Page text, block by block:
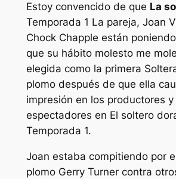
Estoy convencido de que La
Temporada 1 La pareja, Joan
Chock Chapple están
que su hábito molesto me
elegida como la primera
plomo después de que ella
impresión en los productores y
espectadores en El soltero
Temporada 1.
Joan estaba compitiendo por
plomo Gerry Turner contra